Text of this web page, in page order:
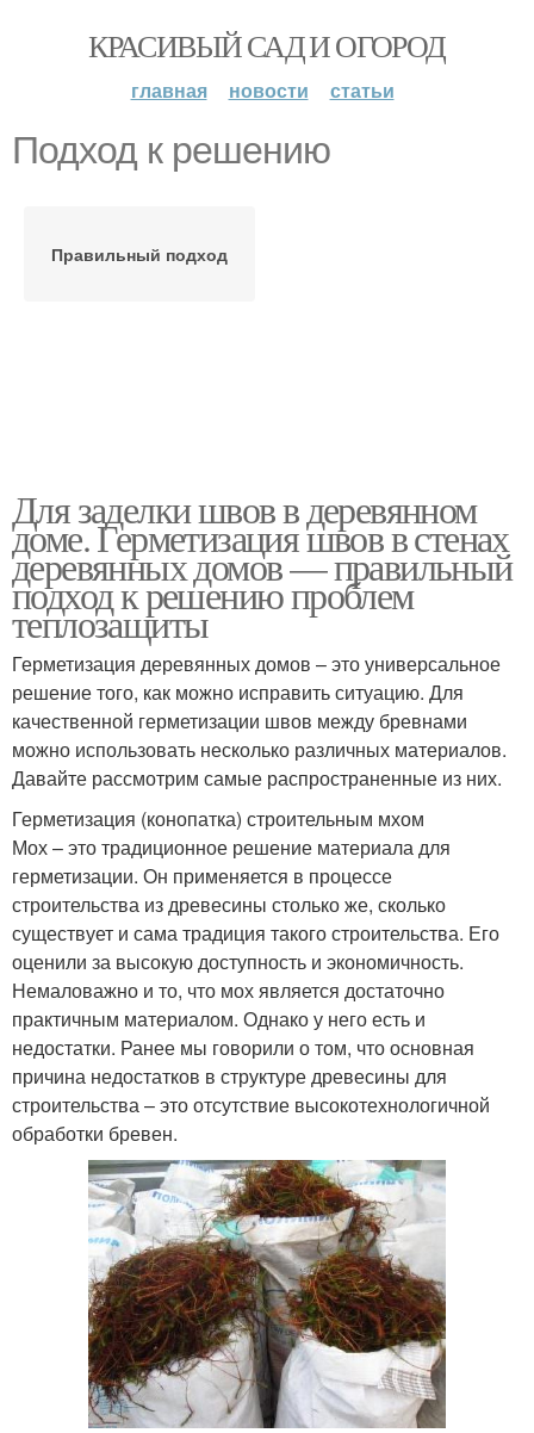
КРАСИВЫЙ САД И ОГОРОД
главная новости статьи
Подход к решению
Правильный подход
Для заделки швов в деревянном
доме. Герметизация швов в стенах
деревянных домов — правильный
подход к решению проблем
теплозащиты
Герметизация деревянных домов – это универсальное
решение того, как можно исправить ситуацию. Для
качественной герметизации швов между бревнами
можно использовать несколько различных материалов.
Давайте рассмотрим самые распространенные из них.
Герметизация (конопатка) строительным мхом
Мох – это традиционное решение материала для
герметизации. Он применяется в процессе
строительства из древесины столько же, сколько
существует и сама традиция такого строительства. Его
оценили за высокую доступность и экономичность.
Немаловажно и то, что мох является достаточно
практичным материалом. Однако у него есть и
недостатки. Ранее мы говорили о том, что основная
причина недостатков в структуре древесины для
строительства – это отсутствие высокотехнологичной
обработки бревен.